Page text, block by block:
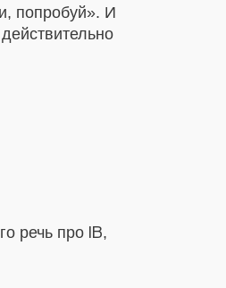
попробуй». И
речь про IB,